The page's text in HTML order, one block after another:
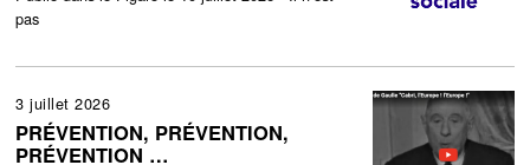
pas
3 juillet 2026
PRÉVENTION, PRÉVENTION,
PRÉVENTION …